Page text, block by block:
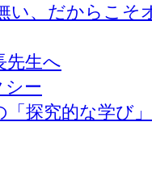
い、だからこそ
先生へ
シー
「探究的な学び